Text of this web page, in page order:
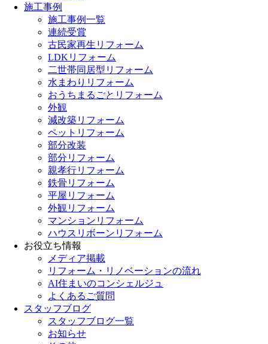
施工事例
施工事例一覧
連続受賞
古民家再生リフォーム
LDKリフォーム
二世帯同居型リフォーム
水まわりリフォーム
おうちまるごとリフォーム
外観
減改築リフォーム
ペットリフォーム
部分改装
部分リフォーム
親孝行リフォーム
鉄骨リフォーム
平屋リフォーム
外観リフォーム
マンションリフォーム
ハウスリボーンリフォーム
お役立ち情報
メディア掲載
リフォーム・リノベーションの流れ
AI住まいのコンシェルジュ
よくあるご質問
スタッフブログ
スタッフブログ一覧
お知らせ